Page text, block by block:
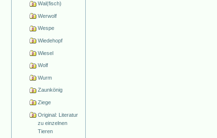
Wal(fisch)
Werwolf
Wespe
Wiedehopf
Wiesel
Wolf
Wurm
Zaunkönig
Ziege
Original: Literatur
zu einzelnen
Tieren